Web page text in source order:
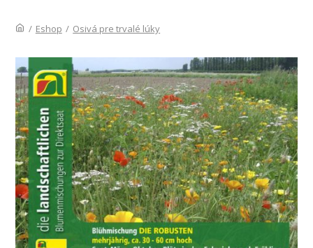
/ Eshop / Osivá pre trvalé lúky